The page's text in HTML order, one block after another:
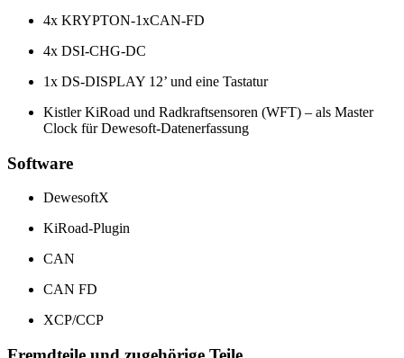
4x KRYPTON-1xCAN-FD
4x DSI-CHG-DC
1x DS-DISPLAY 12’ und eine Tastatur
Kistler KiRoad und Radkraftsensoren (WFT) – als Master
Clock für Dewesoft-Datenerfassung
Software
DewesoftX
KiRoad-Plugin
CAN
CAN FD
XCP/CCP